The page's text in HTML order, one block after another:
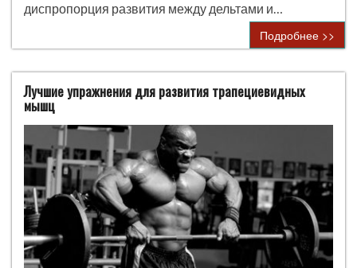
диспропорция развития между дельтами и…
Подробнее >>
Лучшие упражнения для развития трапециевидных
мышц